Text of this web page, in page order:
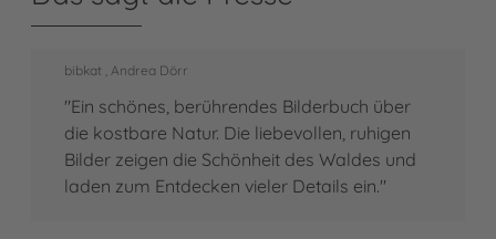
bibkat , Andrea Dörr
"Ein schönes, berührendes Bilderbuch über
die kostbare Natur. Die liebevollen, ruhigen
Bilder zeigen die Schönheit des Waldes und
laden zum Entdecken vieler Details ein."